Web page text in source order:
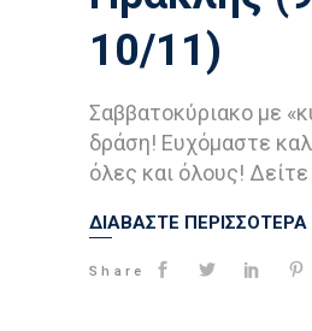
10/11)
Σαββατοκύριακο με
δράση! Ευχόμαστε
όλες και όλους!
ΔΙΑΒΑΣΤΕ ΠΕΡΙΣΣΟΤΕΡΑ
Share